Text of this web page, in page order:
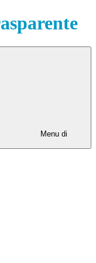
Menu di